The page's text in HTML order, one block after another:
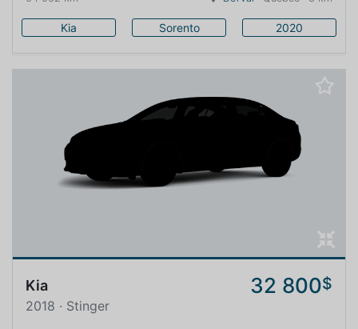
Kia Sorento 2020
Kia 32 800$
2018 · Stinger